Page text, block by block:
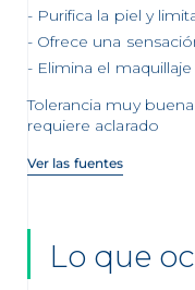
Purifica la piel y
Ofrece una
Elimina el
Tolerancia muy
requiere aclarado
Ver las fuentes
Lo que